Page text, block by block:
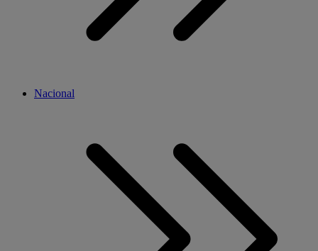
Nacional